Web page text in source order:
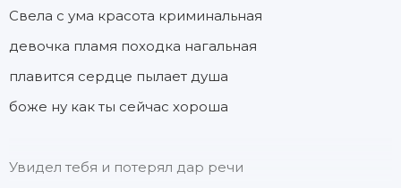
Свела с ума красота криминальная
девочка пламя походка нагальная
плавится сердце пылает душа
боже ну как ты сейчас хороша
Увидел тебя и потерял дар речи